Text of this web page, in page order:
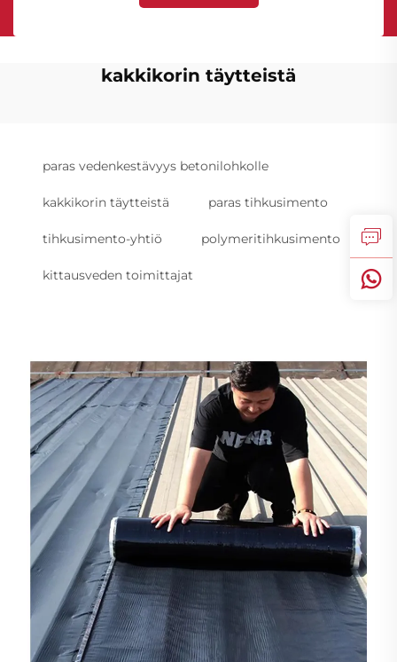
kakkikorin täytteistä
paras vedenkestävyys betonilohkolle
kakkikorin täytteistä paras tihkusimento
tihkusimento-yhtiö polymeritihkusimento
kittausveden toimittajat